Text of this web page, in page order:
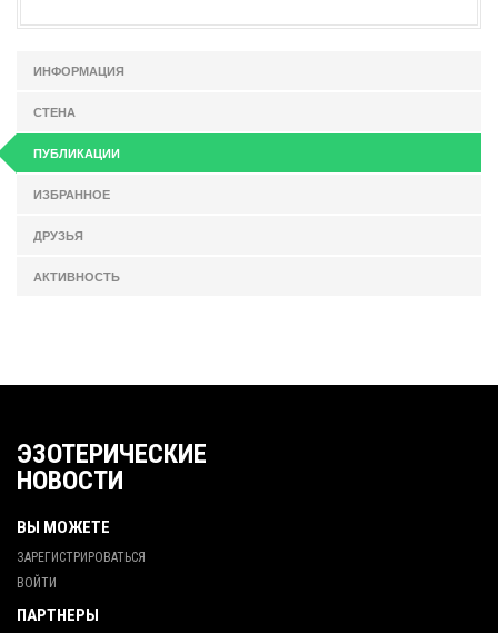
ИНФОРМАЦИЯ
СТЕНА
ПУБЛИКАЦИИ
ИЗБРАННОЕ
ДРУЗЬЯ
АКТИВНОСТЬ
ЭЗОТЕРИЧЕСКИЕ
НОВОСТИ
ВЫ МОЖЕТЕ
ЗАРЕГИСТРИРОВАТЬСЯ
ВОЙТИ
ПАРТНЕРЫ